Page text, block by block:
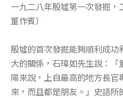
一九二八年殷墟第一次發掘
董作賓）
殷墟的首次發掘能夠順利成
大的關係，石璋如先生說：
陽來說，上自最高的地方長
來，而且都是朋友。」史語